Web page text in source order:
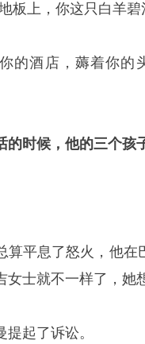
板上，你这只白羊碧
的酒店，薅着你的
的时候，他的三个
算平息了怒火，他
女士就不一样了，她
起了诉讼。